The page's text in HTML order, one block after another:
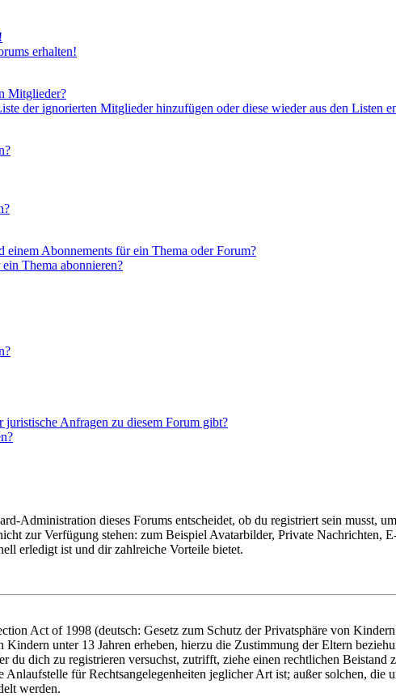
erhalten!
Mitglieder?
der ignorierten Mitglieder hinzufügen oder diese wieder aus den Listen
einem Abonnements für ein Thema oder Forum?
Thema abonnieren?
Anfragen zu diesem Forum gibt?
Administration dieses Forums entscheidet, ob du registriert sein musst,
zur Verfügung stehen: zum Beispiel Avatarbilder, Private Nachrichten,
erledigt ist und dir zahlreiche Vorteile bietet.
Act of 1998 (deutsch: Gesetz zum Schutz der Privatsphäre von
unter 13 Jahren erheben, hierzu die Zustimmung der Eltern
du dich zu registrieren versuchst, zutrifft, ziehe einen rechtlichen
für Rechtsangelegenheiten jeglicher Art ist; außer solchen,
werden.